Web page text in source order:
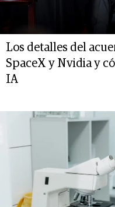
Los detalles del
SpaceX y Nvidia y
IA